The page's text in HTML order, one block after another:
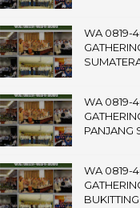
WA 0819-
WA 0819-
PANJANG
WA 0819-